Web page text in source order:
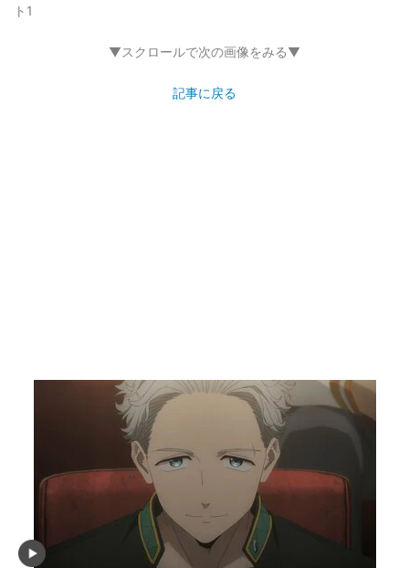
ト1
▼スクロールで次の画像をみる▼
記事に戻る